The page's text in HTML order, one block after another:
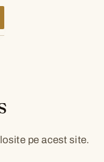
pe acest site.